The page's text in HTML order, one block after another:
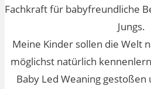
Fachkraft für babyfreundliche
Jungs.
Meine Kinder sollen die Welt
möglichst natürlich
Baby Led Weaning gestoßen